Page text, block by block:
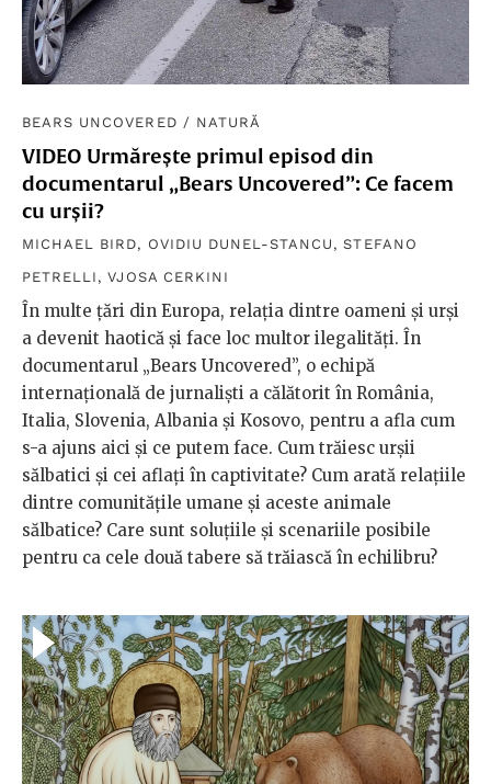
BEARS UNCOVERED / NATURĂ
VIDEO Urmărește primul episod din
documentarul „Bears Uncovered”: Ce facem
cu urșii?
MICHAEL BIRD, OVIDIU DUNEL-STANCU ,STEFANO
PETRELLI ,VJOSA CERKINI
În multe țări din Europa, relația dintre oameni și urși
a devenit haotică și face loc multor ilegalități. În
documentarul „Bears Uncovered”, o echipă
internațională de jurnaliști a călătorit în România,
Italia, Slovenia, Albania și Kosovo, pentru a afla cum
s-a ajuns aici și ce putem face. Cum trăiesc urșii
sălbatici și cei aflați în captivitate? Cum arată relațiile
dintre comunitățile umane și aceste animale
sălbatice? Care sunt soluțiile și scenariile posibile
pentru ca cele două tabere să trăiască în echilibru?